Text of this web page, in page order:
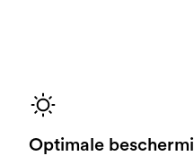
Optimale